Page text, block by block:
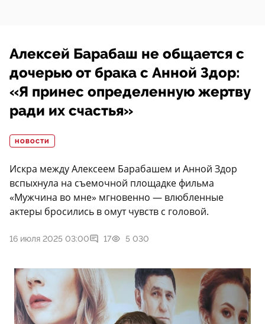
Алексей Барабаш не общается с
дочерью от брака с Анной Здор:
«Я принес определенную жертву
ради их счастья»
НОВОСТИ
Искра между Алексеем Барабашем и Анной Здор
вспыхнула на съемочной площадке фильма
«Мужчина во мне» мгновенно — влюбленные
актеры бросились в омут чувств с головой.
16 июля 2025 03:00 17 5 030